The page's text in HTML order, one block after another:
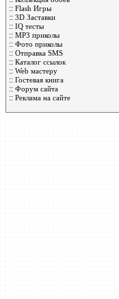
:: Flash Игры
:: 3D Заставки
:: IQ тесты
:: MP3 приколы
:: Фото приколы
:: Отправка SMS
:: Каталог ссылок
:: Web мастеру
:: Гостевая книга
:: Форум сайта
:: Реклама на сайте